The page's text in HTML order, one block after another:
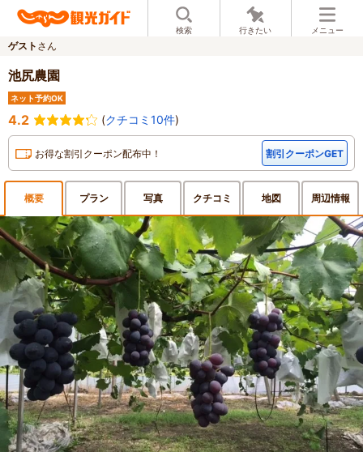
検索 行きたい メニュー
ゲスト さん
池尻農園
ネット予約OK
4.2 (クチコミ10件)
お得な割引クーポン配布中！ 割引クーポンGET
概要 プラン 写真 クチコミ 地図 周辺情報